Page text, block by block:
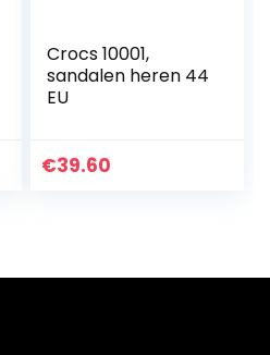
Crocs 10001,
sandalen heren 44
EU
€39.60